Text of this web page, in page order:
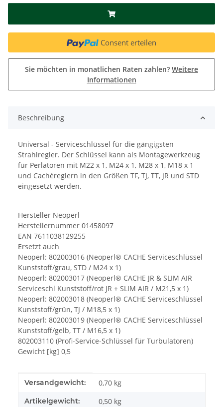
Consent erteilen
Sie möchten in monatlichen Raten zahlen? Weitere
Informationen
Beschreibung
Universal - Serviceschlüssel für die gängigsten
Strahlregler. Der Schlüssel kann als Montagewerkzeug
für Perlatoren mit M22 x 1, M24 x 1, M28 x 1, M18 x 1
und Cachéreglern in den Größen TF, TJ, TT, JR und STD
eingesetzt werden.
Hersteller Neoperl
Herstellernummer 01458097
EAN 7611038129255
Ersetzt auch
Neoperl: 802003016 (Neoperl® CACHE Serviceschlüssel
Kunststoff/grau, STD / M24 x 1)
Neoperl: 802003017 (Neoperl® CACHE JR & SLIM AIR
Serviceschl Kunststoff/rot JR + SLIM AIR / M21,5 x 1)
Neoperl: 802003018 (Neoperl® CACHE Serviceschlüssel
Kunststoff/grün, TJ / M18,5 x 1)
Neoperl: 802003019 (Neoperl® CACHE Serviceschlüssel
Kunststoff/gelb, TT / M16,5 x 1)
802003110 (Profi-Service-Schlüssel für Turbulatoren)
Gewicht [kg] 0,5
Produkteigenschaft
Wert
Versandgewicht: 0,70 kg
Artikelgewicht: 0,50 kg